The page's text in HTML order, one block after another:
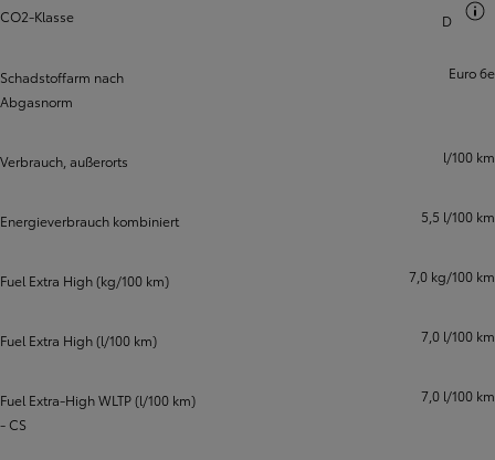
CO2-Klasse D
Schadstoffarm nach
Abgasnorm
Euro 6e
Verbrauch, außerorts l/100 km
Energieverbrauch kombiniert 5,5 l/100 km
Fuel Extra High (kg/100 km) 7,0 kg/100 km
Fuel Extra High (l/100 km) 7,0 l/100 km
Fuel Extra-High WLTP (l/100 km)
- CS
7,0 l/100 km